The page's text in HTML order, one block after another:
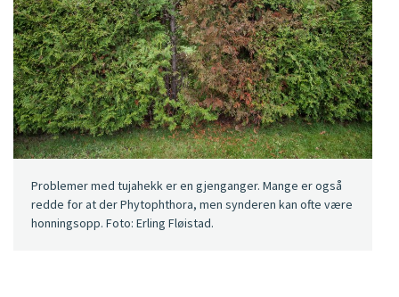
Problemer med tujahekk er en gjenganger. Mange er også
redde for at der Phytophthora, men synderen kan ofte være
honningsopp. Foto: Erling Fløistad.